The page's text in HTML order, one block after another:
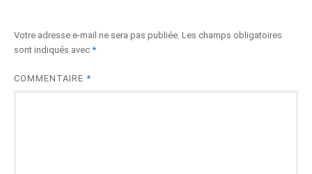
Votre adresse e-mail ne sera pas publiée. Les champs obligatoires
sont indiqués avec *
COMMENTAIRE *